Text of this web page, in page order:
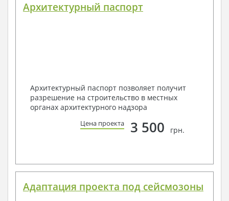
Архитектурный паспорт
Архитектурный паспорт позволяет получит
разрешение на строительство в местных
органах архитектурного надзора
Цена проекта 3 500 грн.
Адаптация проекта под сейсмозоны